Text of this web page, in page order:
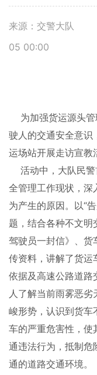
来源：交警大队
05 00:00
为加强货运源头
驶人的交通安全意识
运场站开展走访宣教
活动中，大队民
全管理工作现状，深
为产生的原因。以“
题，结合各种不文
驾驶员一封信》、货
传资料，讲解了货运
依据及高速公路道路
人了解当前雨雾恶
峻形势，认识到货车
车的严重危害性，使
通违法行为，抵制危
通的道路交通环境。